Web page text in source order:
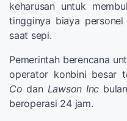
keharusan untuk
tingginya biaya
saat sepi.
Pemerintah berencana
operator konbini besar
Co dan Lawson Inc
beroperasi 24 jam.